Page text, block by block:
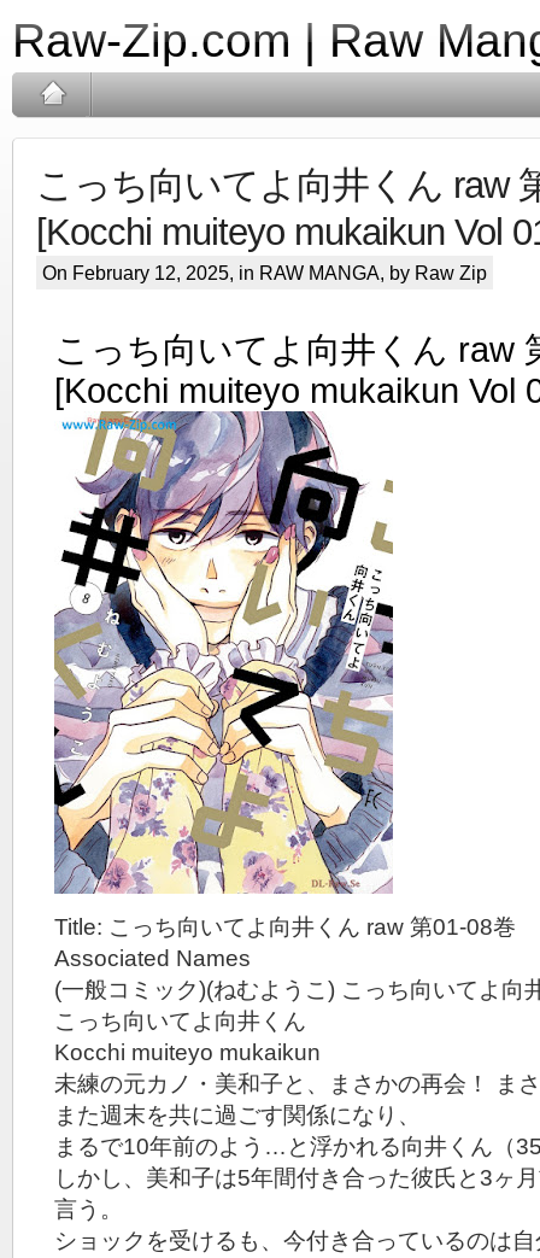
Raw-Zip.com | Raw
こっち向いてよ向井くん raw
[Kocchi muiteyo mukaikun Vol
On February 12, 2025, in RAW MANGA, by Raw Zip
こっち向いてよ向井くん raw
[Kocchi muiteyo mukaikun Vol
Title: こっち向いてよ向井くん raw 第01-08巻
Associated Names
(一般コミック)(ねむようこ) こっち向いてよ向
こっち向いてよ向井くん
Kocchi muiteyo mukaikun
未練の元カノ・美和子と、まさかの再会！ ま
また週末を共に過ごす関係になり、
まるで10年前のよう…と浮かれる向井くん（
しかし、美和子は5年間付き合った彼氏と3ヶ
言う。
ショックを受けるも、今付き合っているのは